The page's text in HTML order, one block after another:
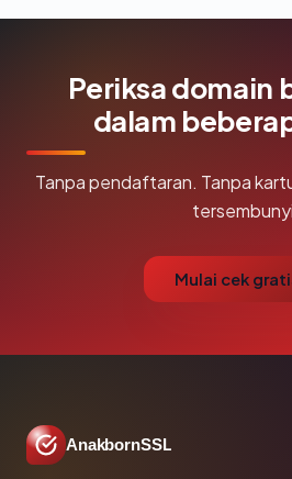
Periksa domain
dalam
Tanpa pendaftaran. Tanpa
Mulai cek
AnakbornSSL